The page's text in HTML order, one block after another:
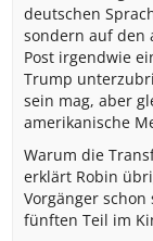
deutschen
sondern auf den
Post irgendwie
Trump
sein mag, aber
amerikanische
Warum die
erklärt Robin
Vorgänger
fünften Teil im